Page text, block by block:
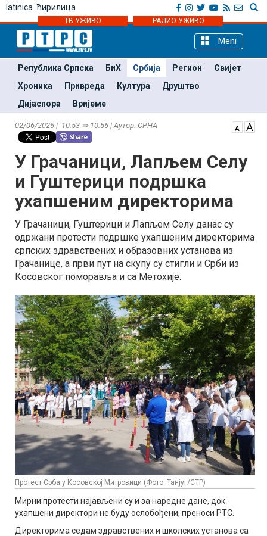
latinica ћирилица
ТВ УЖИВО РАДИО УЖИВО
Meni
Република Српска БиХ Србија Регион
Свијет
Хроника
Привреда Култура
Друштво
Дијаспора
Вријеме
02/06/2026 | 10:53 ⇒ 10:56 | Аутор: СРНА
У Грачаници, Лапљем Селу
и Гуштерици подршка
ухапшеним директорима
У Грачаници, Гуштерици и Лапљем Селу данас су
одржани протести подршке ухапшеним директорима
српских здравствених и образовних установа из
Грачанице, а први пут на скупу су стигли и Срби из
Косовског поморавља и са Метохије.
Протест Срба у Косовској Митровици (Фото: Танјуг/СТР)
Мирни протести најављени су и за наредне дане, док
ухапшени директори не буду ослобођени, преноси РТС.
Директорима седам здравствених и школских установа са